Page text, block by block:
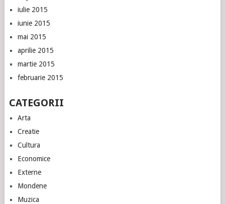
iulie 2015
iunie 2015
mai 2015
aprilie 2015
martie 2015
februarie 2015
CATEGORII
Arta
Creatie
Cultura
Economice
Externe
Mondene
Muzica